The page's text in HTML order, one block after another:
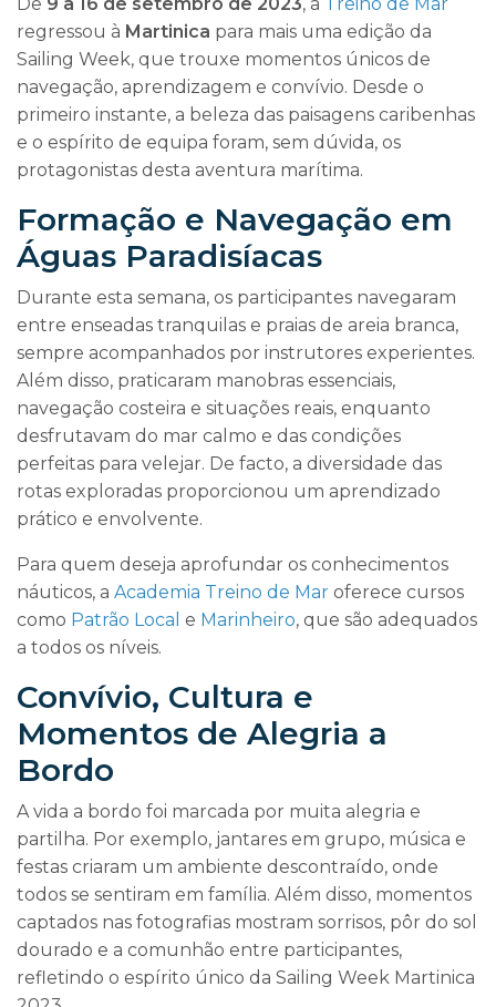
regressou à Martinica para mais uma edição da
Sailing Week, que trouxe momentos únicos de
navegação, aprendizagem e convívio. Desde o
primeiro instante, a beleza das paisagens caribenhas
e o espírito de equipa foram, sem dúvida, os
protagonistas desta aventura marítima.
Formação e Navegação em
Águas Paradisíacas
Durante esta semana, os participantes navegaram
entre enseadas tranquilas e praias de areia branca,
sempre acompanhados por instrutores experientes.
Além disso, praticaram manobras essenciais,
navegação costeira e situações reais, enquanto
desfrutavam do mar calmo e das condições
perfeitas para velejar. De facto, a diversidade das
rotas exploradas proporcionou um aprendizado
prático e envolvente.
Para quem deseja aprofundar os conhecimentos
náuticos, a Academia Treino de Mar oferece cursos
como Patrão Local e Marinheiro, que são adequados
a todos os níveis.
Convívio, Cultura e
Momentos de Alegria a
Bordo
A vida a bordo foi marcada por muita alegria e
partilha. Por exemplo, jantares em grupo, música e
festas criaram um ambiente descontraído, onde
todos se sentiram em família. Além disso, momentos
captados nas fotografias mostram sorrisos, pôr do sol
dourado e a comunhão entre participantes,
refletindo o espírito único da Sailing Week Martinica